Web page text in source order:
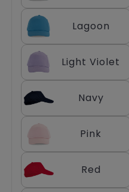
Lagoon
Light Violet
Navy
Pink
Red